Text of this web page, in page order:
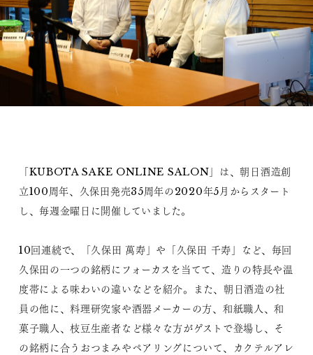
「KUBOTA SAKE ONLINE SALON」は、朝日酒造創
立100周年、久保田発売35周年の2020年5月からスタート
し、毎週金曜日に開催していました。
10回連続で、「久保田 萬寿」や「久保田 千寿」など、毎回
久保田の一つの銘柄にフォーカスを当てて、造りの特長や温
度帯による味わいの違いなどを紹介。また、朝日酒造の社
員の他に、料理研究家や酒器メーカーの方、和紙職人、和
菓子職人、枝豆生産者など様々な方がゲストで登場し、そ
の銘柄に合うおつまみやペアリングについて、カクテルアレ